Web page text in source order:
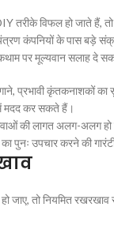
तरीके विफल हो जाते हैं,
कंपनियों के पास बड़े
पर मूल्यवान सलाह दे
प्रभावी कृंतकनाशकों का
में मदद कर सकते हैं।
की लागत अलग-अलग हो
पुनः उपचार करने की
जाए, तो नियमित रखरखाव